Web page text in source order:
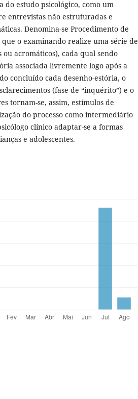
do estudo psicológico, como um
entrevistas não estruturadas e
Denomina-se Procedimento de
que o examinando realize uma série de
acromáticos), cada qual sendo
associada livremente logo após a
concluído cada desenho-estória, o
(fase de “inquérito”) e o
tornam-se, assim, estímulos de
do processo como intermediário
clínico adaptar-se a formas
e adolescentes.